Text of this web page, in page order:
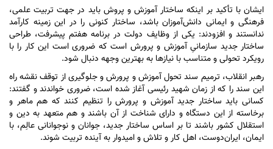
ایشان با تأکید بر اینکه ساختار آموزش و پروش باید در جهت تربیت علمی،
فرهنگی و ایمانی دانش‌آموزان باشد، ساختار کنونی را در این زمینه کارآمد
ندانستند و افزودند: یکی از وظایف دولت در برنامه هفتم پیشرفت، طراحی
ساختار جدید سازمانیِ آموزش و پرورش است که ضروری است این کار را با
رویکرد تحولی و متناسب با نیاز‌ها به بهترین وجهه دنبال شود.
رهبر انقلاب، ترمیم سند تحول آموزش و پرورش و جلوگیری از توقف نقشه راه
این سند را که از زمان شهید رئیسی آغاز شده است، ضروری خواندند و گفتند:
کسانی باید ساختار جدید آموزش و پرورش را تنظیم کنند که هم ماهر و
برخاسته از این دستگاه و دارای شناخت از آن باشند و هم متعهد به دین و
استقلال کشور باشند تا بر اساس ساختار جدید، جوانان و نوجوانانی عالِم، با
ایمان، ایران‌دوست، اهل کار و تلاش و امیدوار به آینده تربیت شوند.